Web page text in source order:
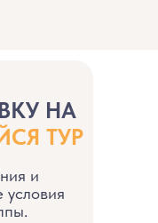
НА
ТУР
и